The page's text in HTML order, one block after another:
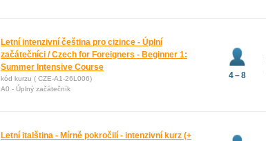
Letní intenzivní čeština pro cizince - Úplní
začátečníci / Czech for Foreigners - Beginner 1:
Summer Intensive Course
kód kurzu ( CZE-A1-26L006)
A0 - Úplný začátečník
4 – 8
Letní italština - Mírně pokročilí - intenzivní kurz (+